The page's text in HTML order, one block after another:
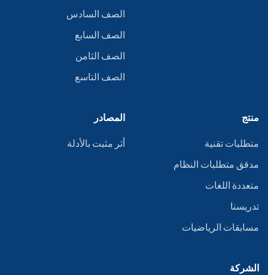
الصف السادس
الصف السابع
الصف الثامن
الصف التاسع
منتج
متطلبات تقنية
مدقق متطلبات النظام
متعددة اللغات
تدريسنا
مسابقات الرياضيات
المصادر
أثر مثبت بالأدلة
الشركة